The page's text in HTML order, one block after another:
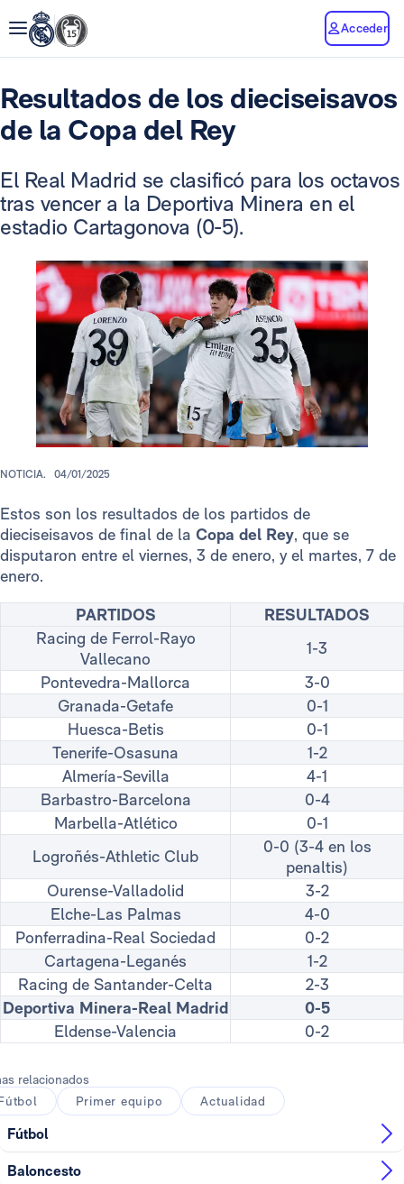
Acceder
Resultados de los dieciseisavos
de la Copa del Rey
El Real Madrid se clasificó para los octavos
tras vencer a la Deportiva Minera en el
estadio Cartagonova (0-5).
NOTICIA. 04/01/2025
Estos son los resultados de los partidos de
dieciseisavos de final de la Copa del Rey, que se
disputaron entre el viernes, 3 de enero, y el martes, 7 de
enero.
PARTIDOS
RESULTADOS
Racing de Ferrol-Rayo
Vallecano
1-3
Pontevedra-Mallorca
3-0
Granada-Getafe
0-1
Huesca-Betis
0-1
Tenerife-Osasuna
1-2
Almería-Sevilla
4-1
Barbastro-Barcelona
0-4
Marbella-Atlético
0-1
Logroñés-Athletic Club
0-0 (3-4 en los
penaltis)
Ourense-Valladolid
3-2
Elche-Las Palmas
4-0
Ponferradina-Real Sociedad
0-2
Cartagena-Leganés
1-2
Racing de Santander-Celta
2-3
Deportiva Minera-Real Madrid
0-5
Eldense-Valencia
0-2
relacionados
Primer equipo Actualidad
Fútbol
Baloncesto